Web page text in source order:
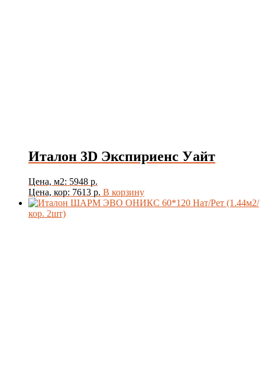
Италон 3D Экспириенс Уайт
Цена, м2: 5948 р.
Цена, кор: 7613 р. В корзину